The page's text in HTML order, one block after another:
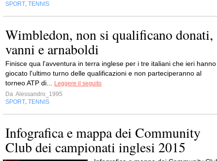
SPORT TENNIS
Wimbledon, non si qualificano donati,
vanni e arnaboldi
Finisce qua l'avventura in terra inglese per i tre italiani che ieri hanno
giocato l'ultimo turno delle qualificazioni e non parteciperanno al
torneo ATP di...
Leggere il seguito
Da Alessandro_1995
SPORT TENNIS
Infografica e mappa dei Community
Club dei campionati inglesi 2015